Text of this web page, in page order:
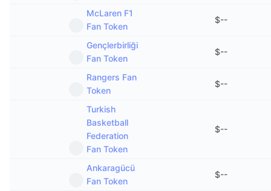
McLaren F1
Fan Token
$--
Gençlerbirliği
Fan Token
$--
Rangers Fan
Token
$--
Turkish
Basketball
Federation
Fan Token
$--
Ankaragücü
Fan Token
$--